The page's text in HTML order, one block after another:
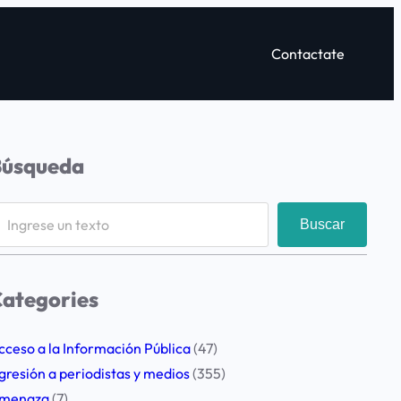
Contactate
Buscar
a la Información Pública(47)
a periodistas y medios(355)